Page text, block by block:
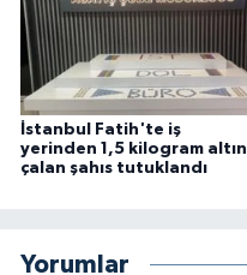
İstanbul Fatih'te iş
yerinden 1,5 kilogram altın
çalan şahıs tutuklandı
Yorumlar